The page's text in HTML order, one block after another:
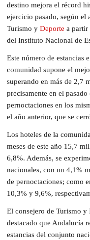
destino mejora el récord
ejercicio pasado, según el
Turismo y Deporte a partir
del Instituto Nacional de
Este número de estancias
comunidad supone el
superando en más de 2,7
precisamente en el
pernoctaciones en los
el año anterior, que se
Los hoteles de la
meses de este año 15,7
6,8%. Además, se
nacionales, con un 4,1%
de pernoctaciones; como
10,3% y 9,6%,
El consejero de Turismo y
destacado que Andalucía
estancias del conjunto